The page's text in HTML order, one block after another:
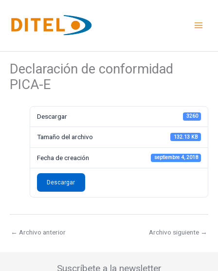
contenido
Declaración de conformidad
PICA-E
Descargar 3260
Tamaño del archivo 132.13 KB
Fecha de creación septiembre 4, 2018
Descargar
← Archivo anterior Archivo siguiente →
Suscríbete a la newsletter